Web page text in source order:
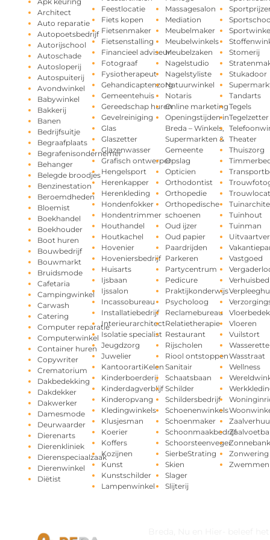
Architect
Auto reparatie
Autopoetsbedrijf
Autorijschool
Autoschade
Autosloperij
Autospuiterij
Avondwinkel
Babywinkel
Bakkerij
Banen
Bedrijfsuitje
Begraafplaats
Begrafenisondernemer
Behanger
Belegde broodjes
Benzinestation
Beroemdheden
Bloemist
Boekhandel
Boekhouder
Boot huren
Bouwbedrijf
Bouwmarkt
Bruidsmode
Cafetaria
Campingwinkel
Carwash
Catering
Computer reparatie
Computerwinkel
Container huren
Copywriter
Crematorium
Dakbedekking
Dakdekker
Dakwerker
Damesmode
Deurwaarder
Dierenarts
Dierenkliniek
Dierenspeciaalzaak
Dierenwinkel
Diëtist
Feestlocatie
Fiets kopen
Fietsenmaker
Fietsenstalling
Financieel adviseur
Fotograaf
Fysiotherapeut
Gehandicaptenzorg
Gemeentehuis
Gereedschap huren
Gevelreiniging
Glas
Glaszetter
Glazenwasser
Grafisch ontwerper
Hengelsport
Herenkapper
Herenkleding
Hondenfokker
Hondentrimmer
Houthandel
Houtkachel
Hovenier
Hoveniersbedrijf
Huisarts
Ijsbaan
Ijssalon
Incassobureau
Installatiebedrijf
Interieurarchitect
Isolatie specialist
Jeugdzorg
Juwelier
KantoorartiKelen
Kinderboerderij
Kinderdagverblijf
Kinderopvang
Kledingwinkels
Klusjesman
Koerier
Koffers
Kozijnen
Kunst
Kunstschilder
Lampenwinkel
Massagesalon
Mediation
Meubelmaker
Meubelwinkels
Meubelzaken
Nagelstudio
Nagelstyliste
Natuurwinkel
Notaris
Online marketing
Openingstijden in
Breda – Winkels,
Supermarkten &
Gemeente
Opslag
Opticien
Orthodontist
Orthopedie
Orthopedische
schoenen
Oud ijzer
Oud papier
Paardrijden
Parkeren
Partycentrum
Pedicure
Praktijkonderwijs
Psycholoog
Reclamebureau
Relatietherapie
Restaurant
Rijscholen
Riool ontstoppen
Sanitair
Schaatsbaan
Schilder
Schildersbedrijf
Schoenenwinkels
Schoenmaker
Schoonmaakbedrijf
Schoorsteenveger
SierbeStrating
Skien
Slager
Slijterij
Stomerij
Stukadoor
Tandarts
Tegels
Tegelzetter
Theater
Thuiszorg
Tuinhout
Tuinman
Vastgoed
Vloeren
Vuilstort
Wasserette
Wasstraat
Wellness
Zonnebank
Zonwering
Zwemmen